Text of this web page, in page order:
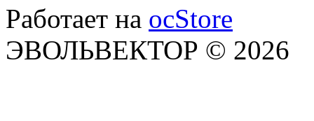
Работает на ocStore
ЭВОЛЬВЕКТОР © 2026